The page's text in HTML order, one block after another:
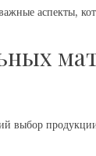
аспекты,
выбор